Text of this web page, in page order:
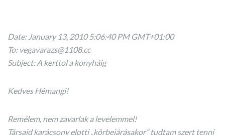
Date: January 13, 2010 5:06:40 PM GMT+01:00
To: vegavarazs@1108.cc
Subject: A kerttol a konyháig
Kedves Hémangi!
Remélem, nem zavarlak a levelemmel!
Társaid karácsony elotti „körbejárásakor” tudtam szert tenni